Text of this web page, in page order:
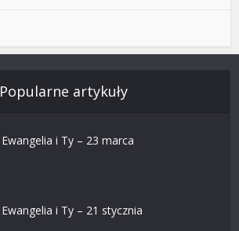
Popularne artykuły
Ewangelia i Ty – 23 marca
Ewangelia i Ty – 21 stycznia